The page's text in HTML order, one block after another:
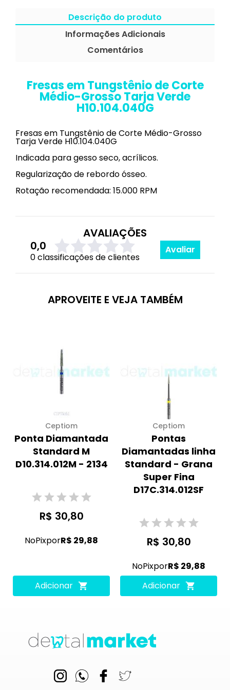
Descrição do produto
Informações Adicionais
Comentários
Fresas em Tungstênio de Corte
Médio-Grosso Tarja Verde
H10.104.040G
Fresas em Tungstênio de Corte Médio-Grosso
Tarja Verde H10.104.040G
Indicada para gesso seco, acrílicos.
Regularização de rebordo ósseo.
Rotação recomendada: 15.000 RPM
AVALIAÇÕES
0,0
0 classificações de clientes
Avaliar
APROVEITE E VEJA TAMBÉM
Ceptiom
Ponta Diamantada
Standard M
D10.314.012M - 2134
R$ 30,80
NoPixporR$ 29,88
Adicionar
Ceptiom
Pontas
Diamantadas linha
Standard - Grana
Super Fina
D17C.314.012SF
R$ 30,80
NoPixporR$ 29,88
Adicionar